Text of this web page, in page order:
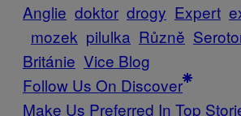
Anglie doktor drogy Expert
mozek pilulka Různě
Británie Vice Blog
Follow Us On Discover
Make Us Preferred In Top